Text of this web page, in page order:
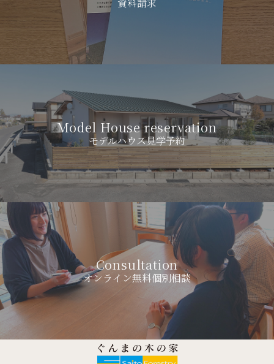
資料請求
Model House reservation
モデルハウス見学予約
Consultation
オンライン無料個別相談